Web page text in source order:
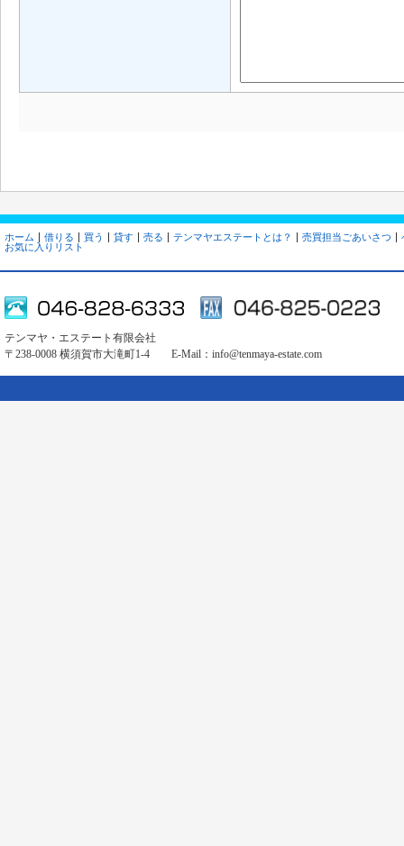
ホーム 借りる 買う 貸す 売る テンマヤエステートとは？ 売買担当ごあいさつ
お気に入りリスト
テンマヤ・エステート有限会社
〒238-0008 横須賀市大滝町1-4 E-Mail： info@tenmaya-estate.com